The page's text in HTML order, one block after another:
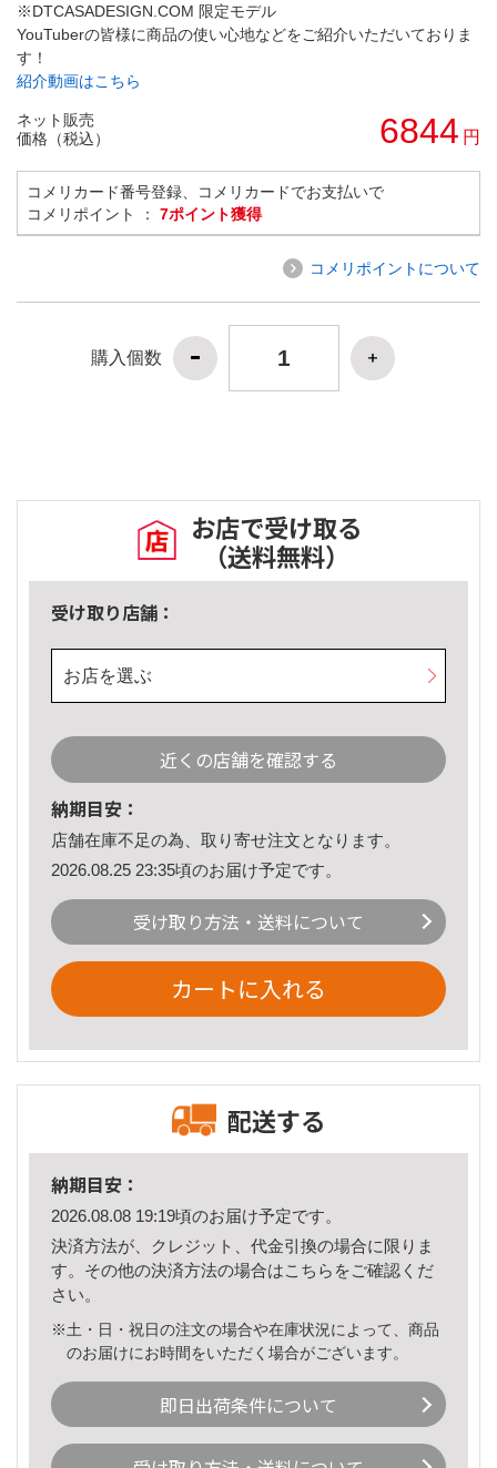
※DTCASADESIGN.COM 限定モデル
YouTuberの皆様に商品の使い心地などをご紹介いただいておりま
す！
紹介動画はこちら
ネット販売
価格（税込）
6844 円
コメリカード番号登録、コメリカードでお支払いで
コメリポイント ： 7ポイント獲得
コメリポイントについて
購入個数
お店で受け取る
（送料無料）
受け取り店舗：
お店を選ぶ
近くの店舗を確認する
納期目安：
店舗在庫不足の為、取り寄せ注文となります。
2026.08.25 23:35頃のお届け予定です。
受け取り方法・送料について
カートに入れる
配送する
納期目安：
2026.08.08 19:19頃のお届け予定です。
決済方法が、クレジット、代金引換の場合に限りま
す。その他の決済方法の場合はこちら をご確認くだ
さい。
※土・日・祝日の注文の場合や在庫状況によって、商品
のお届けにお時間をいただく場合がございます。
即日出荷条件について